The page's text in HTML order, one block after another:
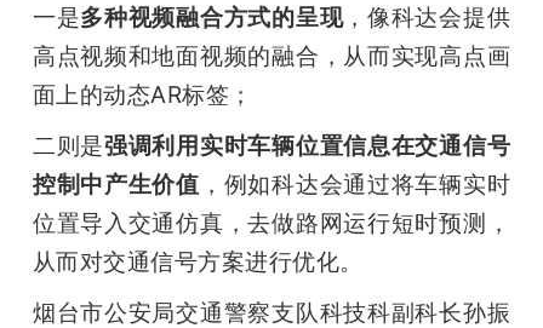
一是多种视频融合方式的呈现，像科达会提供
高点视频和地面视频的融合，从而实现高点画
面上的动态AR标签；
二则是强调利用实时车辆位置信息在交通信号
控制中产生价值 ，例如科达会通过将车辆实时
位置导入交通仿真，去做路网运行短时预测，
从而对交通信号方案进行优化。
烟台市公安局交通警察支队科技科副科长孙振